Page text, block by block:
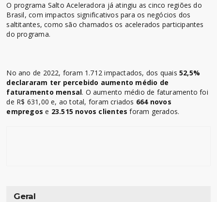
O programa Salto Aceleradora já atingiu as cinco regiões do
Brasil, com impactos significativos para os negócios dos
saltitantes, como são chamados os acelerados participantes
do programa.
No ano de 2022, foram 1.712 impactados, dos quais 52,5%
declararam ter percebido aumento médio de
faturamento mensal. O aumento médio de faturamento foi
de R$ 631,00 e, ao total, foram criados 664 novos
empregos e 23.515 novos clientes foram gerados.
Geral